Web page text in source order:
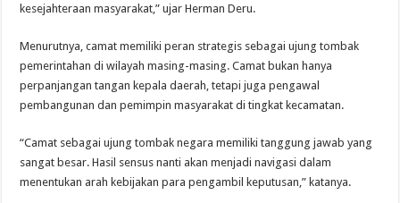
kesejahteraan masyarakat,” ujar Herman Deru.
Menurutnya, camat memiliki peran strategis sebagai ujung tombak
pemerintahan di wilayah masing-masing. Camat bukan hanya
perpanjangan tangan kepala daerah, tetapi juga pengawal
pembangunan dan pemimpin masyarakat di tingkat kecamatan.
“Camat sebagai ujung tombak negara memiliki tanggung jawab yang
sangat besar. Hasil sensus nanti akan menjadi navigasi dalam
menentukan arah kebijakan para pengambil keputusan,” katanya.